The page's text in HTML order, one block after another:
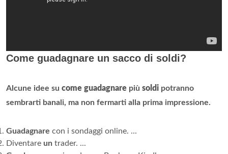
Come guadagnare un sacco di soldi?
Alcune idee su come guadagnare più soldi potranno
sembrarti banali, ma non fermarti alla prima impressione.
Guadagnare con i sondaggi online. ...
Diventare un trader. ...